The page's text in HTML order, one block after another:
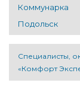
Коммунарка
Подольск
Специалисты,
«Комфорт